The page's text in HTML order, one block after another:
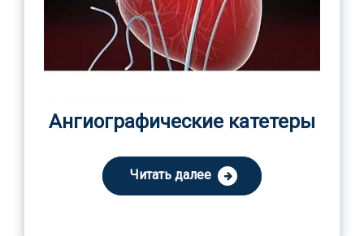
Ангиографические катетеры
Читать далее